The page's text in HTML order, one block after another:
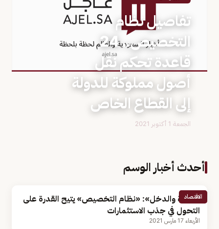
تفاصيل نظام
التخصيص.. 24
قاعدة تحكم نقل
أصول مملوكة للدولة
إلى القطاع الخاص
الجمعة 1 أكتوبر 2021
أحدث أخبار الوسم
الاقتصاد
«الزكاة والدخل»: «نظام التخصيص» يتيح القدرة على
التحول في جذب الاستثمارات
الأربعاء 17 مارس 2021